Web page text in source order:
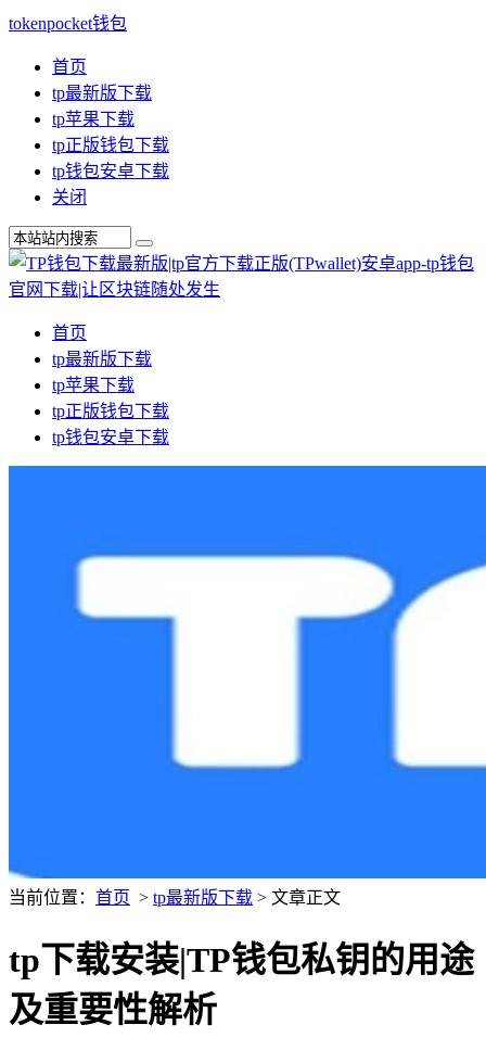
tokenpocket钱包
首页
tp最新版下载
tp苹果下载
tp正版钱包下载
tp钱包安卓下载
关闭
首页
tp最新版下载
tp苹果下载
tp正版钱包下载
tp钱包安卓下载
当前位置： 首页 > tp最新版下载 > 文章正文
tp下载安装|TP钱包私钥的用途
及重要性解析